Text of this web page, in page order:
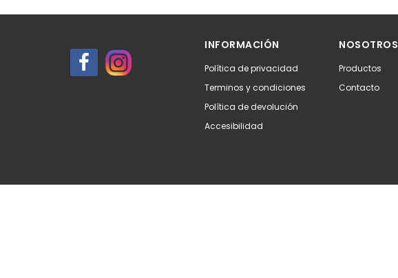
INFORMACIÓN
Política de privacidad
Terminos y condiciones
Política de devolución
Accesibilidad
NOSOTROS
Productos
Contacto